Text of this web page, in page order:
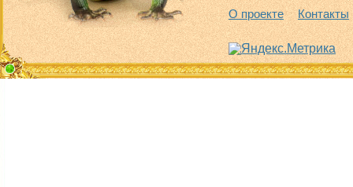
О проекте
Контакты